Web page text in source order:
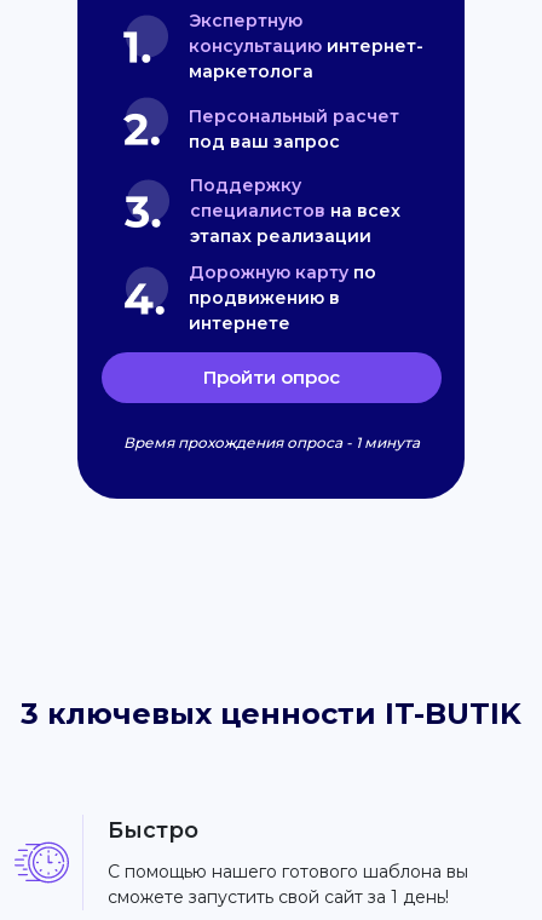
Экспертную
консультацию интернет-
маркетолога
Персональный расчет
под ваш запрос
Поддержку
специалистов на всех
этапах реализации
Дорожную карту по
продвижению в
интернете
Пройти опрос
Время прохождения опроса - 1 минута
3 ключевых ценности IT-BUTIK
Быстро
С помощью нашего готового шаблона вы
сможете запустить свой сайт за 1 день!